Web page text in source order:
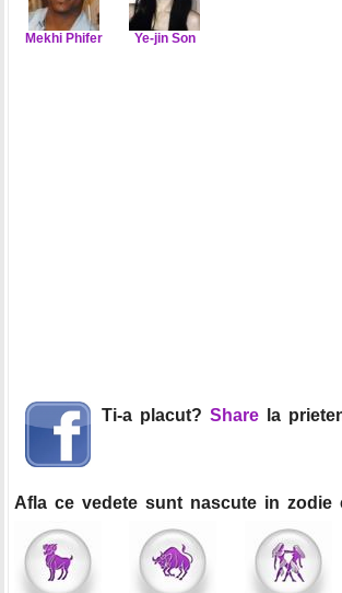
Mekhi Phifer Ye-jin Son
Ti-a placut? Share la
Afla ce vedete sunt nascute in zodie